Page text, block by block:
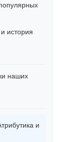
история
наших
и